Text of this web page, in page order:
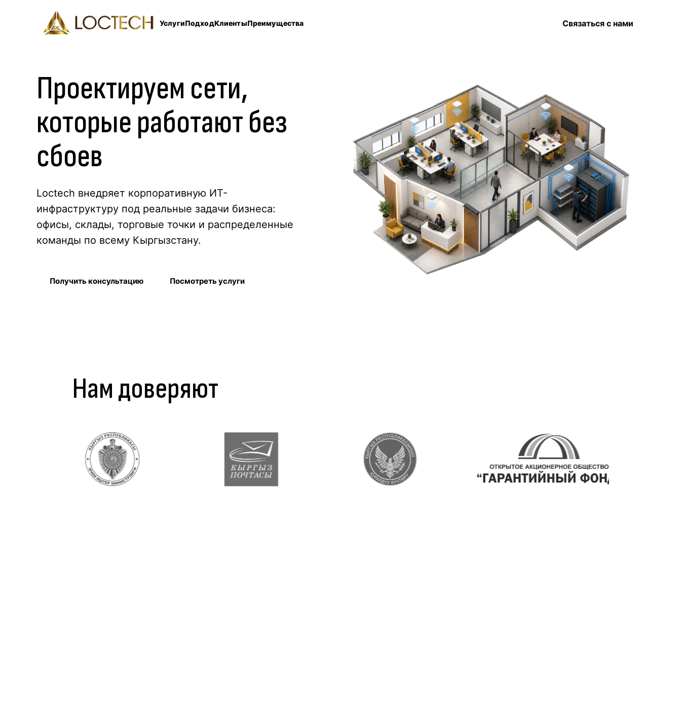
УслугиПодходКлиентыПреимущества Связаться с нами
Проектируем сети,
которые работают без
сбоев
Loctech внедряет корпоративную ИТ-
инфраструктуру под реальные задачи бизнеса:
офисы, склады, торговые точки и распределенные
команды по всему Кыргызстану.
Получить консультацию Посмотреть услуги
Нам доверяют